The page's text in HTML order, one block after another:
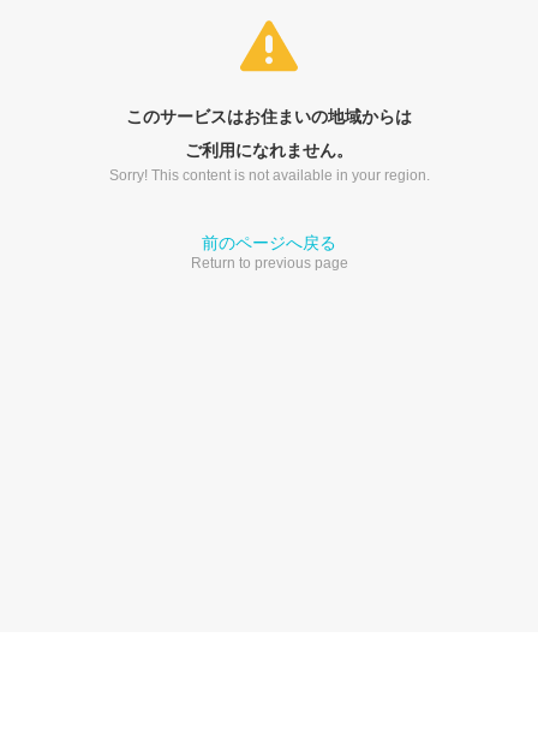
このサービスはお住まいの地域からは
ご利用になれません。
Sorry! This content is not available in your region.
前のページへ戻る
Return to previous page